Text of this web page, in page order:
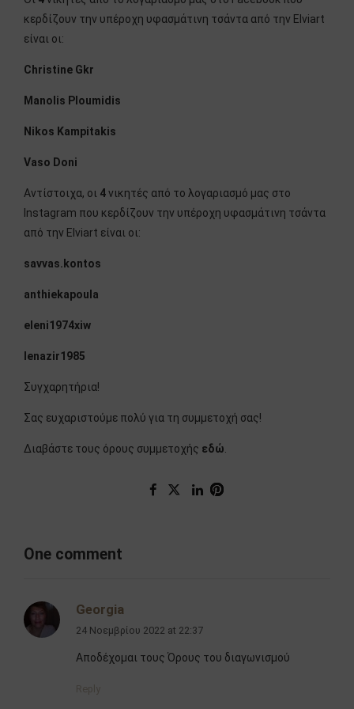
κερδίζουν την υπέροχη υφασμάτινη τσάντα από την Elviart
είναι οι:
Christine Gkr
Manolis Ploumidis
Nikos Kampitakis
Vaso Doni
Αντίστοιχα, οι 4νικητές από το λογαριασμό μας στο
Instagram που κερδίζουν την υπέροχη υφασμάτινη τσάντα
από την Elviart είναι οι:
savvas.kontos
anthiekapoula
eleni1974xiw
lenazir1985
Συγχαρητήρια!
Σας ευχαριστούμε πολύ για τη συμμετοχή σας!
Διαβάστε τους όρους συμμετοχής εδώ
One comment
Georgia
24 Νοεμβρίου 2022 at 22:37
Αποδέχομαι τους Όρους του διαγωνισμού
Reply